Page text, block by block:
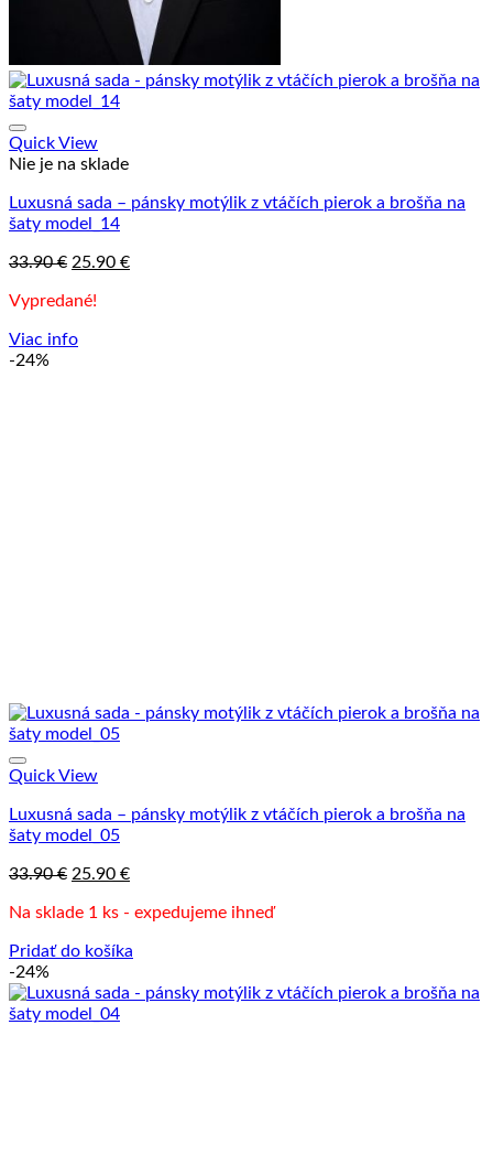
Quick View
Nie je na sklade
Luxusná sada – pánsky motýlik z vtáčích pierok a brošňa na
šaty model_14
33.90€ Pôvodná
bola:
25.90 €Aktuálna
Vypredané!
Viac info
-24%
Quick View
Luxusná sada – pánsky motýlik z vtáčích pierok a brošňa na
šaty model_05
33.90€ Pôvodná
bola:
25.90 €Aktuálna
je:
Na sklade 1 ks - expedujeme ihneď
Pridať do košíka
-24%